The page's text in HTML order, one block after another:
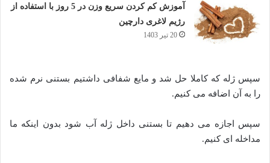
آموزش کم کردن سریع وزن در 5 روز با استفاده از
رژیم لاغری دارچین
20 تیر 1403
سپس ژله که کاملا حل شد و مایع شفافی داشتیم بستنی نرم شده
را به آن اضافه می کنیم.
سپس اجازه می دهیم تا بستنی داخل ژله آب شود بدون اینکه ما
مداخله ای کنیم.